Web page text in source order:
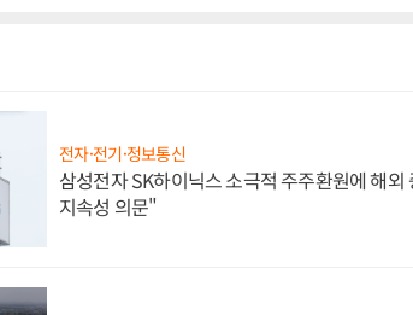
전자·전기·정보통신
삼성전자 SK하이닉스 소극적 주주환원에 해
지속성 의문"